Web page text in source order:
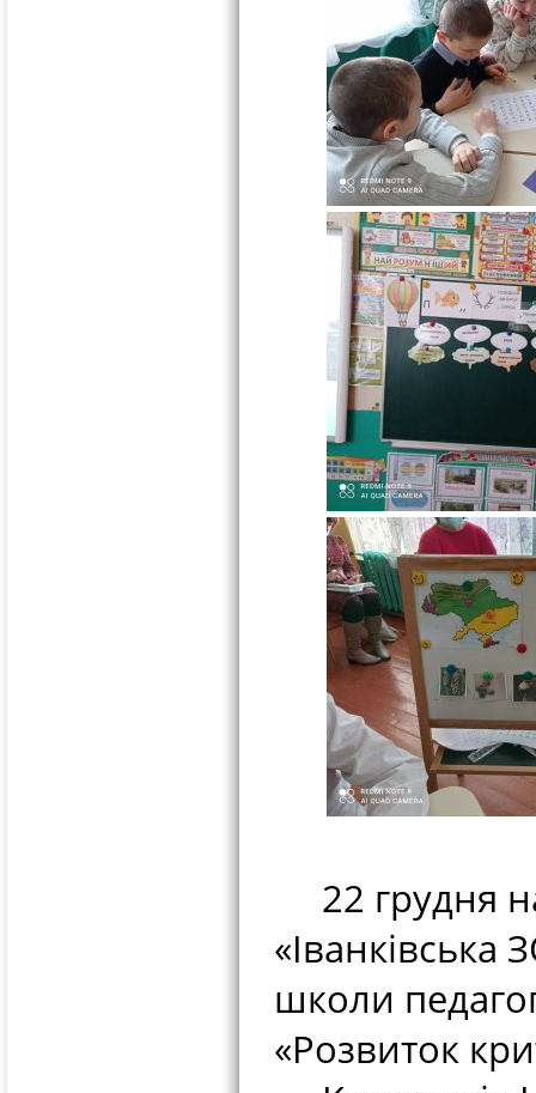
22 грудня
«Іванківська
школи
«Розвиток